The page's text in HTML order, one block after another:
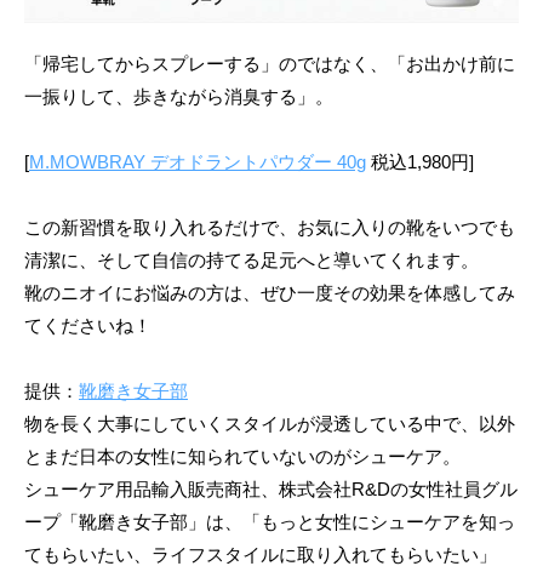
「帰宅してからスプレーする」のではなく、「お出かけ前に
一振りして、歩きながら消臭する」。
[M.MOWBRAY デオドラントパウダー 40g 税込1,980円]
この新習慣を取り入れるだけで、お気に入りの靴をいつでも
清潔に、そして自信の持てる足元へと導いてくれます。
靴のニオイにお悩みの方は、ぜひ一度その効果を体感してみ
てくださいね！
提供： 靴磨き女子部
物を長く大事にしていくスタイルが浸透している中で、以外
とまだ日本の女性に知られていないのがシューケア。
シューケア用品輸入販売商社、株式会社R&Dの女性社員グル
ープ「靴磨き女子部」は、「もっと女性にシューケアを知っ
てもらいたい、ライフスタイルに取り入れてもらいたい」